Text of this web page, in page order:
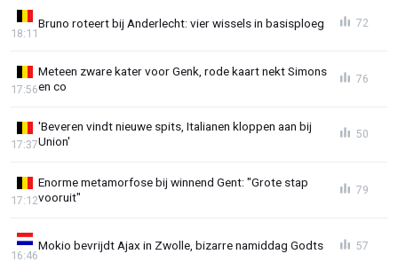
Bruno roteert bij Anderlecht: vier wissels in basisploeg
18:11
72
Meteen zware kater voor Genk, rode kaart nekt Simons
en co
17:56
76
'Beveren vindt nieuwe spits, Italianen kloppen aan bij
Union'
17:37
50
Enorme metamorfose bij winnend Gent: "Grote stap
vooruit"
17:12
79
Mokio bevrijdt Ajax in Zwolle, bizarre namiddag Godts
16:46
57